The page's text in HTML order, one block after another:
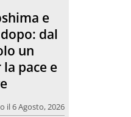
il 6 Agosto, 2026
faro
fino alla